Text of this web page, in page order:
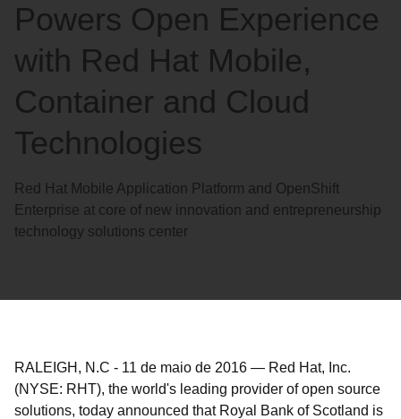
Powers Open Experience
with Red Hat Mobile,
Container and Cloud
Technologies
Red Hat Mobile Application Platform and OpenShift
Enterprise at core of new innovation and entrepreneurship
technology solutions center
RALEIGH, N.C - 11 de maio de 2016 — Red Hat, Inc.
(NYSE: RHT), the world's leading provider of open source
solutions, today announced that Royal Bank of Scotland is